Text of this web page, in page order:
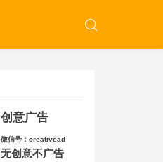
创意广告
微信号：creativead
无创意不广告